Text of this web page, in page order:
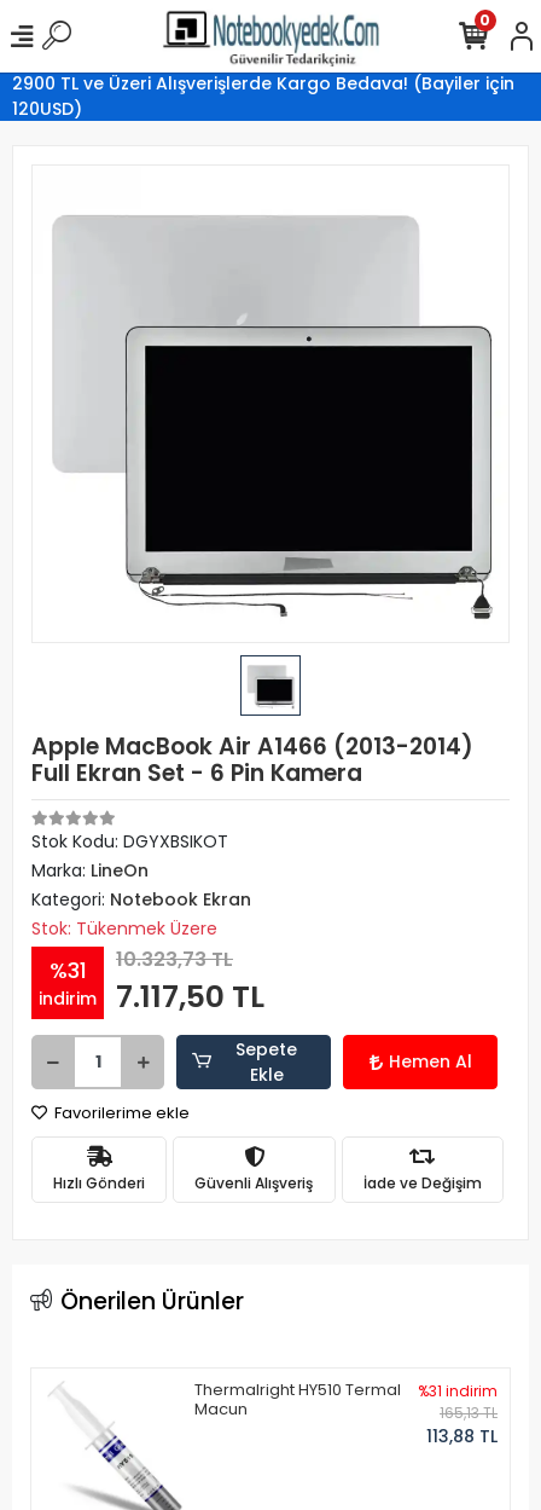
2900 TL ve Üzeri Alışverişlerde Kargo Bedava! (Bayiler için
120USD)
0
Apple MacBook Air A1466 (2013-2014)
Full Ekran Set - 6 Pin Kamera
Stok Kodu: DGYXBSIKOT
Marka: LineOn
Kategori: Notebook Ekran
Stok: Tükenmek Üzere
%31
indirim
10.323,73 TL
7.117,50 TL
Sepete
Ekle
Hemen Al
Favorilerime ekle
Hızlı Gönderi Güvenli Alışveriş İade ve Değişim
Önerilen Ürünler
Thermalright HY510 Termal
Macun
%31 indirim
165,13 TL
113,88 TL